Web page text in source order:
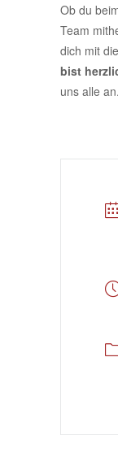
Ob du
Team
dich mit
bist
uns alle an.